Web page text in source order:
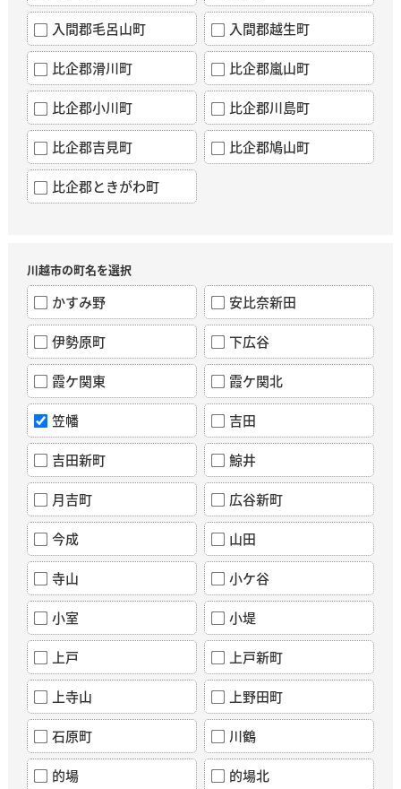
入間郡毛呂山町 入間郡越生町
比企郡滑川町 比企郡嵐山町
比企郡小川町 比企郡川島町
比企郡吉見町 比企郡鳩山町
比企郡ときがわ町
川越市の町名を選択
かすみ野 安比奈新田
伊勢原町 下広谷
霞ケ関東 霞ケ関北
笠幡 吉田
吉田新町 鯨井
月吉町 広谷新町
今成 山田
寺山 小ケ谷
小室 小堤
上戸 上戸新町
上寺山 上野田町
石原町 川鶴
的場 的場北